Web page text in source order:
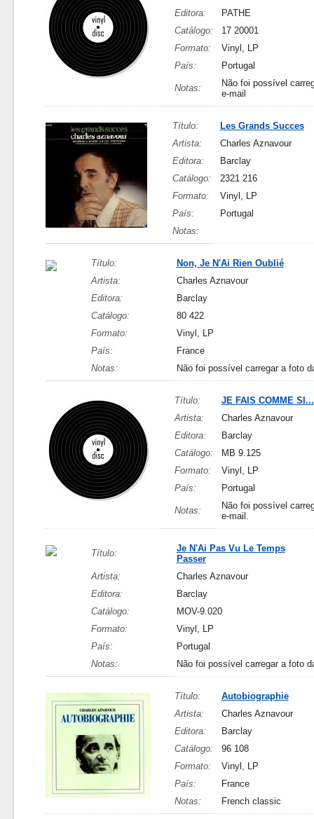
Editora:
PATHE
Catálogo:
17 20001
Formato:
Vinyl, LP
País:
Portugal
Notas:
Não foi possível
e-mail
Título:
Les Grands Succes
Artista:
Charles Aznavour
Editora:
Barclay
Catálogo:
2321 216
Formato:
Vinyl, LP
País:
Portugal
Notas:
Título:
Non, Je N'Ai Rien Oublié
Artista:
Charles Aznavour
Editora:
Barclay
Catálogo:
80 422
Formato:
Vinyl, LP
País:
France
Notas:
Não foi possível carregar a foto
Título:
JE FAIS COMME SI...
Artista:
Charles Aznavour
Editora:
Barclay
Catálogo:
MB 9.125
Formato:
Vinyl, LP
País:
Portugal
Notas:
Não foi possível
e-mail.
Título:
Je N'Ai Pas Vu Le Temps
Passer
Artista:
Charles Aznavour
Editora:
Barclay
Catálogo:
MOV-9.020
Formato:
Vinyl, LP
País:
Portugal
Notas:
Não foi possível carregar a foto
Título:
Autobiographie
Artista:
Charles Aznavour
Editora:
Barclay
Catálogo:
96 108
Formato:
Vinyl, LP
País:
France
Notas:
French classic